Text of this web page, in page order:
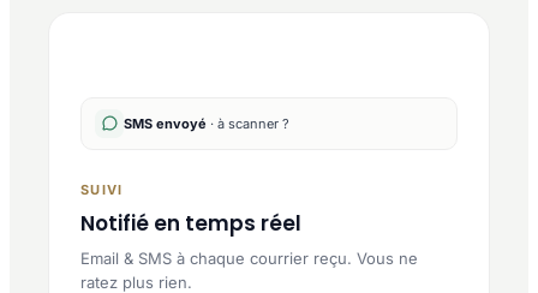
SMS envoyé · à scanner ?
SUIVI
Notifié en temps réel
Email & SMS à chaque courrier reçu. Vous ne
ratez plus rien.